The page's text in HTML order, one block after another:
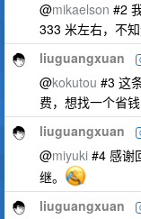
@mikaelson #2
333 米左右，不
liuguangxuan
@kokutou #3 这
费，想找一个省
liuguangxuan
@miyuki #4 感谢
继。
liuguangxuan